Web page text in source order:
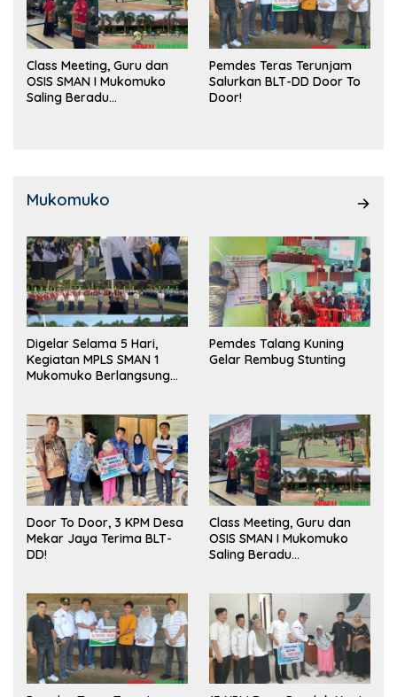
Class Meeting, Guru dan
OSIS SMAN I Mukomuko
Saling Beradu
Pemdes Teras Terunjam
Salurkan BLT-DD Door To
Door!
Mukomuko
Digelar Selama 5 Hari,
Kegiatan MPLS SMAN 1
Mukomuko Berlangsung
Pemdes Talang Kuning
Gelar Rembug Stunting
Door To Door, 3 KPM Desa
Mekar Jaya Terima BLT-
DD!
Class Meeting, Guru dan
OSIS SMAN I Mukomuko
Saling Beradu